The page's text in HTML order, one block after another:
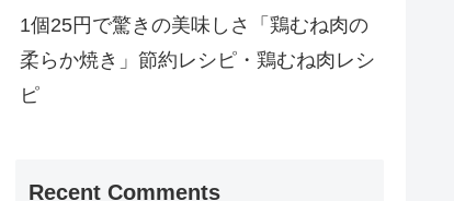
1個25円で驚きの美味しさ「鶏むね肉の
柔らか焼き」節約レシピ・鶏むね肉レシ
ピ
Recent Comments